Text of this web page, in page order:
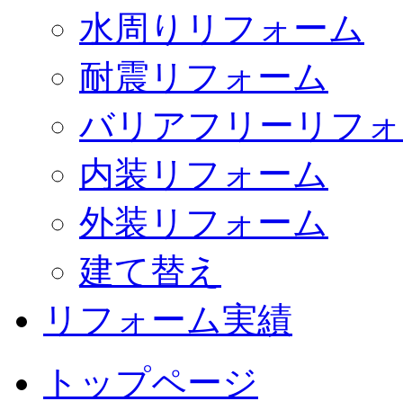
水周りリフォーム
耐震リフォーム
バリアフリーリフ
内装リフォーム
外装リフォーム
建て替え
リフォーム実績
トップページ